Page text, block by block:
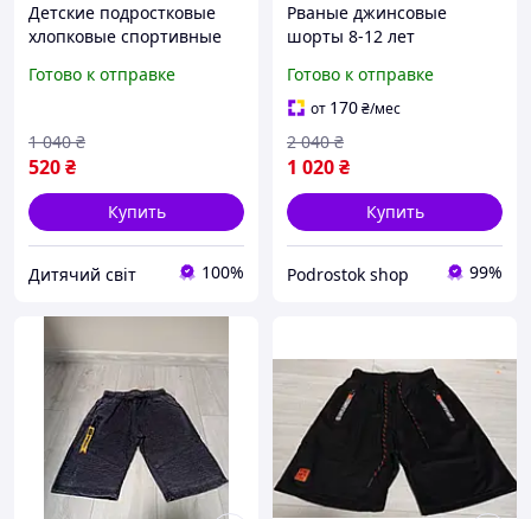
Детские подростковые
хлопковые спортивные
116-122-128-134-140-
серые шорты на 6-11 лет
Готово к отправке
520₴
1 040 ₴
Купить
Дитячий світ 100%
Рваные джинсовые
шорты 8-12 лет
для мальчиков
подростков, потертые
летние шорты хорошего
качества для детей
Готово к отправке
от 170₴/мес
1 020₴
2 040 ₴
Купить
Podrostok shop 99%